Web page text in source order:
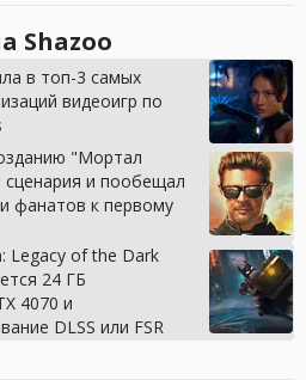
Shazoo
в топ-3 самых
видеоигр по
"Мортал
и пообещал
фанатов к первому
Legacy of the Dark
24 ГБ
4070 и
DLSS или FSR